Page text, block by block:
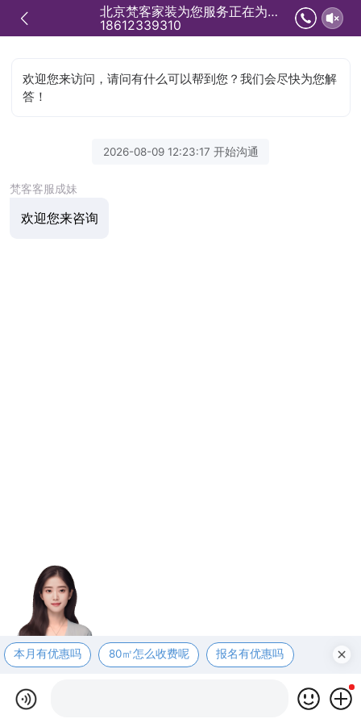
北京梵客家装为您服务正在为您服务
18612339310
欢迎您来访问，请问有什么可以帮到您？我们会尽快为您解
答！
2026-08-09 12:23:17 开始沟通
梵客客服成妹
欢迎您来咨询
本月有优惠吗 80㎡怎么收费呢 报名有优惠吗